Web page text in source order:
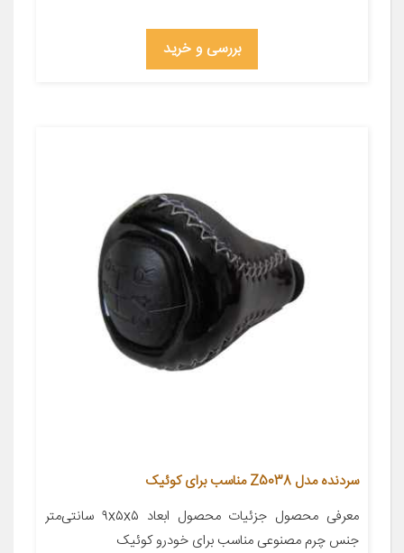
بررسی و خرید
سردنده مدل Z5038 مناسب برای کوئیک
معرفی محصول جزئیات محصول ابعاد ۹x۵x۵ سانتی‌متر
جنس چرم مصنوعی مناسب برای خودرو کوئیک